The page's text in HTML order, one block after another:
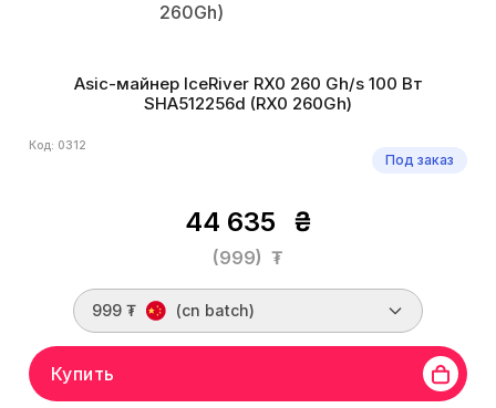
Asic-майнер IceRiver RX0 260 Gh/s 100 Вт
SHA512256d (RX0 260Gh)
Код: 0312
Под заказ
44 635 ₴
(999) ₮
999 ₮ (cn batch)
Купить